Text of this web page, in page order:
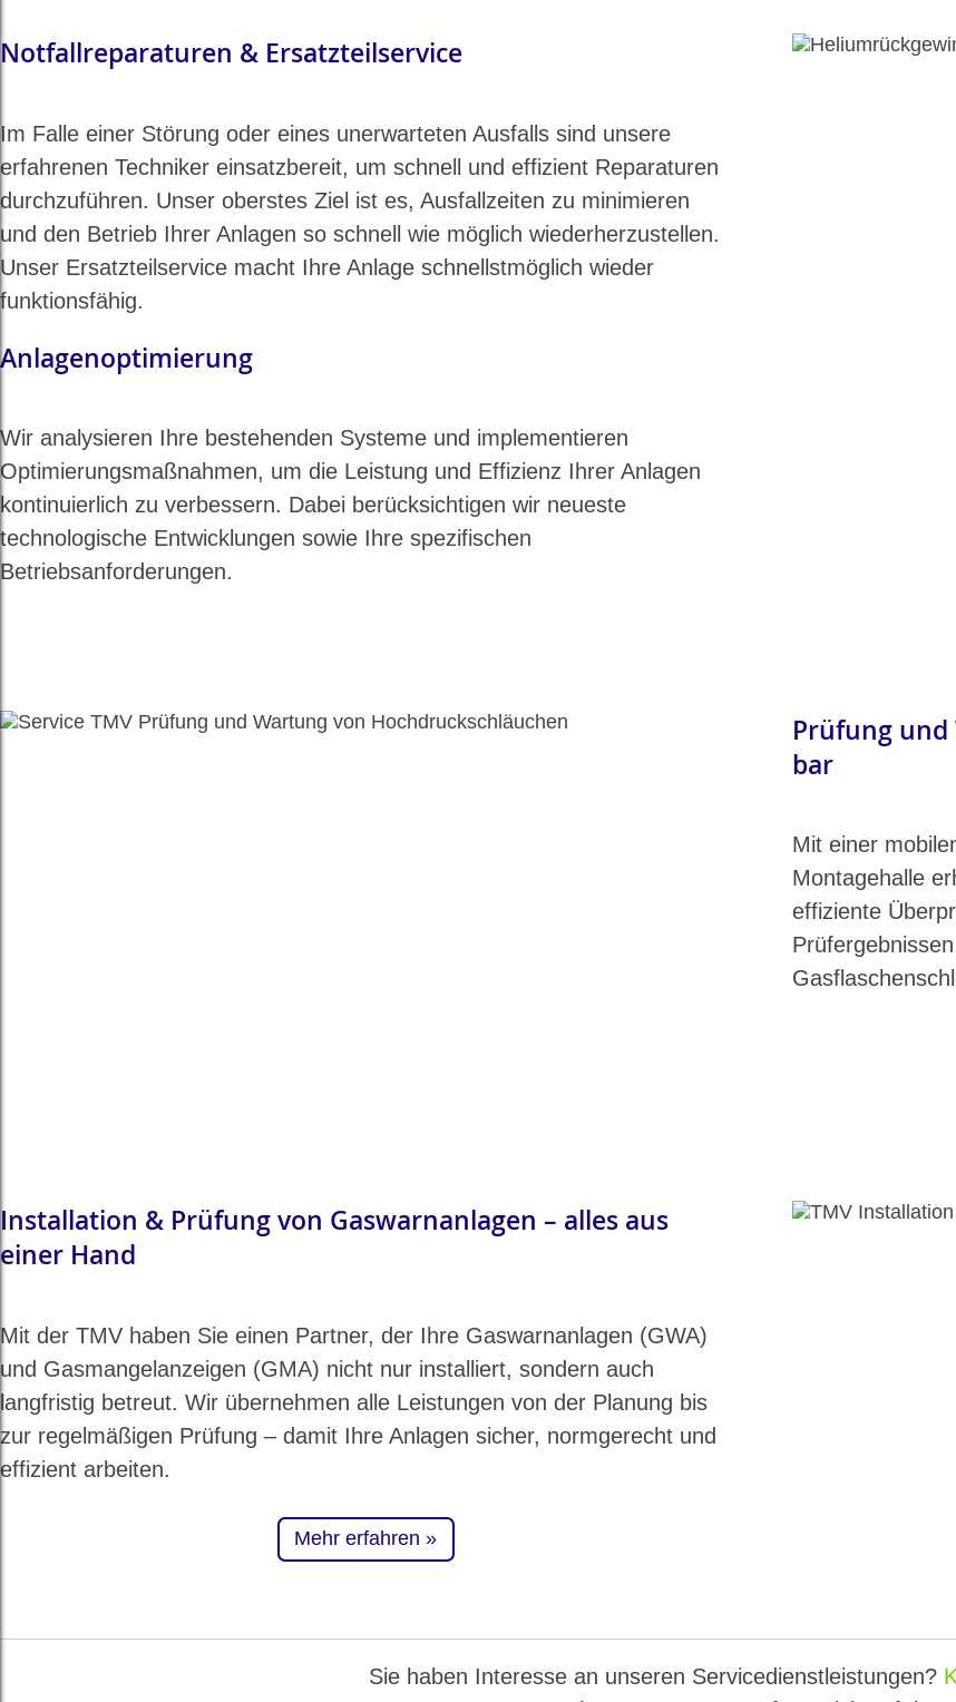
Notfallreparaturen & Ersatzteilservice
Im Falle einer Störung oder eines unerwarteten Ausfalls sind unsere
erfahrenen Techniker einsatzbereit, um schnell und effizient Reparaturen
durchzuführen. Unser oberstes Ziel ist es, Ausfallzeiten zu minimieren
und den Betrieb Ihrer Anlagen so schnell wie möglich wiederherzustellen.
Unser Ersatzteilservice macht Ihre Anlage schnellstmöglich wieder
funktionsfähig.
Anlagenoptimierung
Wir analysieren Ihre bestehenden Systeme und implementieren
Optimierungsmaßnahmen, um die Leistung und Effizienz Ihrer Anlagen
kontinuierlich zu verbessern. Dabei berücksichtigen wir neueste
technologische Entwicklungen sowie Ihre spezifischen
Betriebsanforderungen.
Prüfung und
bar
Mit einer
Montagehalle
effiziente
Installation & Prüfung von Gaswarnanlagen – alles aus
einer Hand
Mit der TMV haben Sie einen Partner, der Ihre Gaswarnanlagen (GWA)
und Gasmangelanzeigen (GMA) nicht nur installiert, sondern auch
langfristig betreut. Wir übernehmen alle Leistungen von der Planung bis
zur regelmäßigen Prüfung – damit Ihre Anlagen sicher, normgerecht und
effizient arbeiten.
Mehr erfahren
Sie haben Interesse an unseren Servicedienstleistungen?